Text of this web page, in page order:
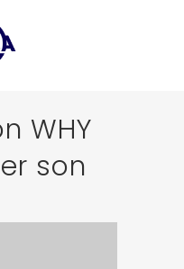
WHY
son